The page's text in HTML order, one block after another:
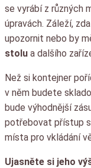
se vyrábí z různých
úpravách. Záleží,
upozornit nebo by
stolu a dalšího
Než si kontejner
v něm budete
bude výhodnější
potřebovat přístup
místa pro vkládání
Ujasněte si jeho